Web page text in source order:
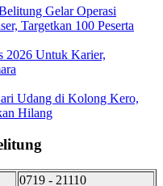
Gelar Operasi
Targetkan 100 Peserta
2026 Untuk Karier,
Udang di Kolong Kero,
Hilang
0719 - 21110